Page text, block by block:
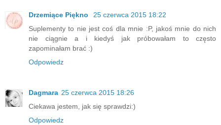
Drzemiące Piękno
25 czerwca 2015 18:22
Suplementy to nie jest coś dla mnie :P, jakoś mnie do nich
nie ciągnie a i kiedyś jak próbowałam to często
zapominałam brać :)
Odpowiedz
Dagmara 25 czerwca 2015 18:26
Ciekawa jestem, jak się sprawdzi:)
Odpowiedz